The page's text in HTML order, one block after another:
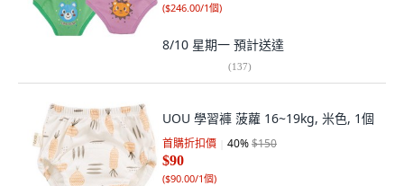
($246.00/1個)
8/10 星期一 預計送達
(137)
UOU 學習褲 菠蘿 16~19kg, 米色, 1個
首購折扣價 40%$150
$90
($90.00/1個)